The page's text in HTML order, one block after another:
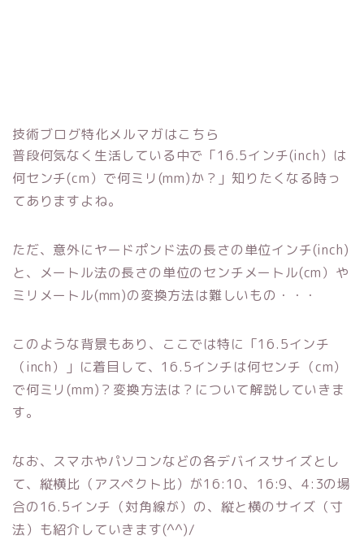
技術ブログ特化メルマガはこちら
普段何気なく生活している中で「16.5インチ(inch）は
何センチ(cm）で何ミリ(mm)か？」知りたくなる時っ
てありますよね。
ただ、意外にヤードポンド法の長さの単位インチ(inch)
と、メートル法の長さの単位のセンチメートル(cm）や
ミリメートル(mm)の変換方法は難しいもの・・・
このような背景もあり、ここでは特に「16.5インチ
（inch）」に着目して、16.5インチは何センチ（cm）
で何ミリ(mm)？変換方法は？について解説していきま
す。
なお、スマホやパソコンなどの各デバイスサイズとし
て、縦横比（アスペクト比）が16:10、16:9、4:3の場
合の16.5インチ（対角線が）の、縦と横のサイズ（寸
法）も紹介していきます(^^)/